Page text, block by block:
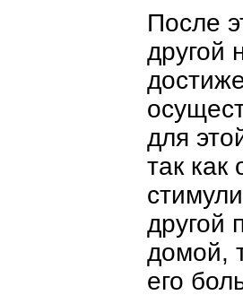
После
другой
для
так
другой
домой,
его